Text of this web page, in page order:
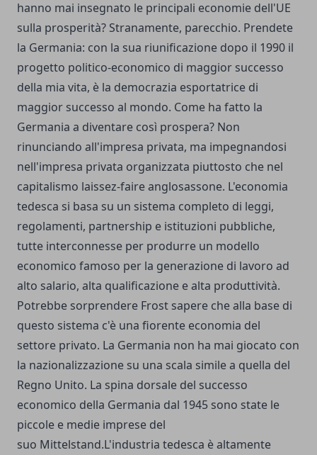
hanno mai insegnato le principali economie dell'UE
sulla prosperità? Stranamente, parecchio. Prendete
la Germania: con la sua riunificazione dopo il 1990 il
progetto politico-economico di maggior successo
della mia vita, è la democrazia esportatrice di
maggior successo al mondo. Come ha fatto la
Germania a diventare così prospera? Non
rinunciando all'impresa privata, ma impegnandosi
nell'impresa privata organizzata piuttosto che nel
capitalismo laissez-faire anglosassone. L'economia
tedesca si basa su un sistema completo di leggi,
regolamenti, partnership e istituzioni pubbliche,
tutte interconnesse per produrre un modello
economico famoso per la generazione di lavoro ad
alto salario, alta qualificazione e alta produttività.
Potrebbe sorprendere Frost sapere che alla base di
questo sistema c'è una fiorente economia del
settore privato. La Germania non ha mai giocato con
la nazionalizzazione su una scala simile a quella del
Regno Unito. La spina dorsale del successo
economico della Germania dal 1945 sono state le
piccole e medie imprese del
suo Mittelstand.L'industria tedesca è altamente